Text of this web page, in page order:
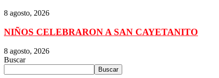
8 agosto, 2026
NIÑOS CELEBRARON A SAN CAYETANITO
8 agosto, 2026
Buscar
Buscar